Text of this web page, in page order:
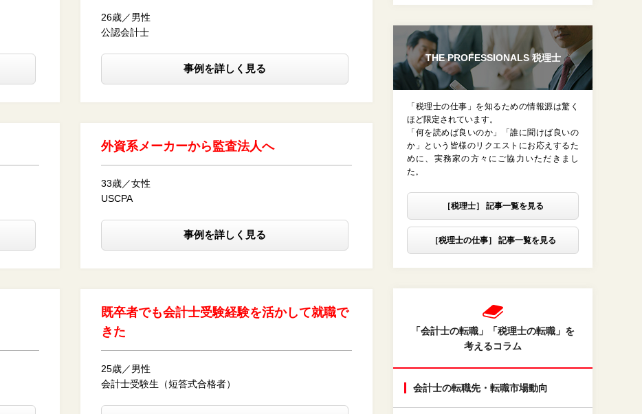
26歳／男性
公認会計士
事例を詳しく見る
外資系メーカーから監査法人へ
33歳／女性
USCPA
事例を詳しく見る
既卒者でも会計士受験経験を活かして就職で
きた
25歳／男性
会計士受験生（短答式合格者）
THE PROFESSIONALS 税理士
「税理士の仕事」を知るための情報源は驚く
ほど限定されています。
「何を読めば良いのか」「誰に聞けば良いの
か」という皆様のリクエストにお応えするた
めに、実務家の方々にご協力いただきまし
た。
［税理士］ 記事一覧を見る
［税理士の仕事］ 記事一覧を見る
「会計士の転職」「税理士の転職」を
考えるコラム
会計士の転職先・転職市場動向